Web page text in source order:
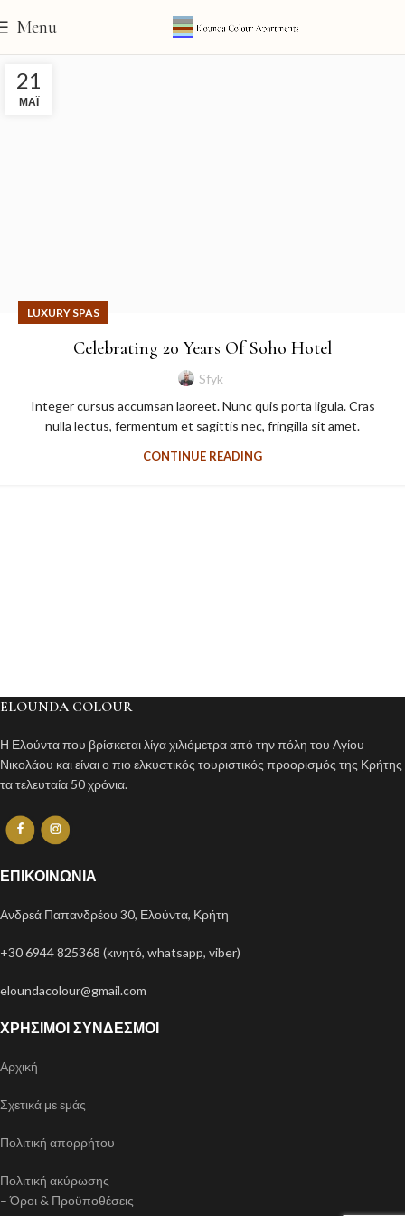
Menu
21
ΜΆΙ
LUXURY SPAS
Celebrating 20 Years Of Soho Hotel
Sfyk
Integer cursus accumsan laoreet. Nunc quis porta ligula. Cras
nulla lectus, fermentum et sagittis nec, fringilla sit amet.
CONTINUE READING
ELOUNDA COLOUR
Η Ελούντα που βρίσκεται λίγα χιλιόμετρα από την πόλη του Αγίου
Νικολάου και είναι ο πιο ελκυστικός τουριστικός προορισμός της Κρήτης
τα τελευταία 50 χρόνια.
ΕΠΙΚΟΙΝΩΝΊΑ
Ανδρεά Παπανδρέου 30, Ελούντα, Κρήτη
+30 6944 825368 (κινητό, whatsapp, viber)
eloundacolour@gmail.com
ΧΡΉΣΙΜΟΙ ΣΎΝΔΕΣΜΟΙ
Αρχική
Σχετικά με εμάς
Πολιτική απορρήτου
Πολιτική ακύρωσης
– Όροι & Προϋποθέσεις